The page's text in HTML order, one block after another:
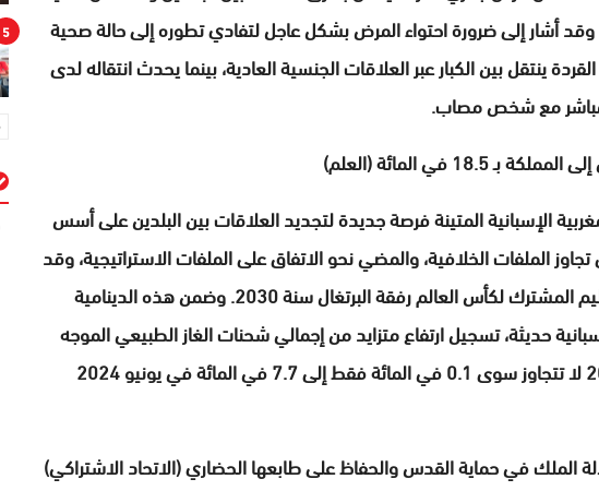
أشار إلى ضرورة احتواء المرض بشكل عاجل لتفادي تطوره إلى حالة صحية
ينتقل بين الكبار عبر العلاقات الجنسية العادية، بينما يحدث انتقاله لدى
مع شخص مصاب.
في المائة (العلم)
الإسبانية المتينة فرصة جديدة لتجديد العلاقات بين البلدين على أسس
الملفات الخلافية، والمضي نحو الاتفاق على الملفات الاستراتيجية، وقد
كان من أهم ثمرات هذه الخطوة، التنظيم المشترك لكأس العالم رفقة البرتغال سنة 2030. وضمن هذه الدينامية
حديثة، تسجيل ارتفاع متزايد من إجمالي شحنات الغاز الطبيعي الموجه
إلى المغرب، حيث كانت في يونيو 2022 لا تتجاوز سوى 0.1 في المائة فقط إلى 7.7 في المائة في يونيو 2024
الملك في حماية القدس والحفاظ على طابعها الحضاري (الاتحاد الاشتراكي)
5